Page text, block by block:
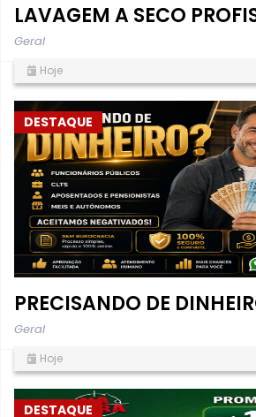
LAVAGEM A SECO
Geral
Hoje
DESTAQUE
PRECISANDO DE
Geral
Hoje
DESTAQUE